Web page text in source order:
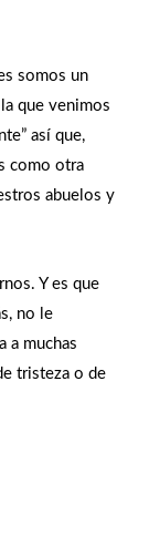
somos un
que venimos
así que,
como otra
abuelos y
Y es que
no le
a muchas
tristeza o de